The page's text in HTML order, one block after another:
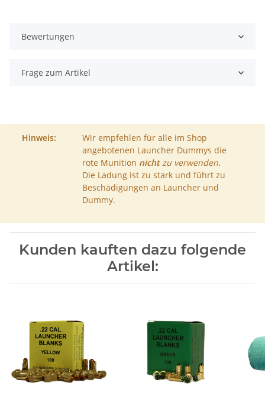
Bewertungen
Frage zum Artikel
Hinweis:
Wir empfehlen für alle im Shop
angebotenen Launcher Dummys die
rote Munition nichtzu verwenden.
Die Ladung ist zu stark und führt zu
Beschädigungen an Launcher und
Dummy.
Kunden kauften dazu folgende
Artikel: